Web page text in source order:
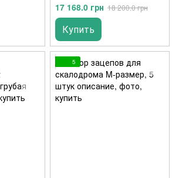
17 168.0 грн 18 200.0 грн
Купить
5